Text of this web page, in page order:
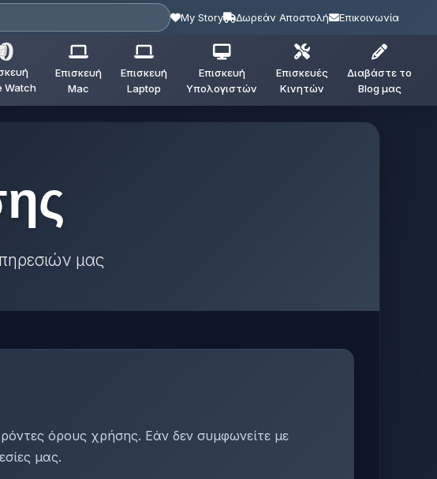
My Story Δωρεάν Αποστολή Επικοινωνία
Watch
Επισκευή
Mac
Επισκευή
Laptop
Επισκευή
Υπολογιστών
Επισκευές
Κινητών
Διαβάστε το
Blog μας
μας
όρους χρήσης. Εάν δεν συμφωνείτε με
μας.